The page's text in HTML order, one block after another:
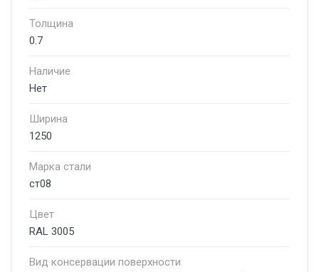
Толщина
0.7
Наличие
Нет
Ширина
1250
Марка стали
ст08
Цвет
RAL 3005
Вид консервации поверхности